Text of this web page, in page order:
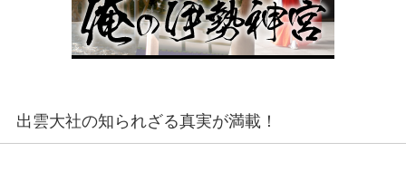
出雲大社の知られざる真実が満載！